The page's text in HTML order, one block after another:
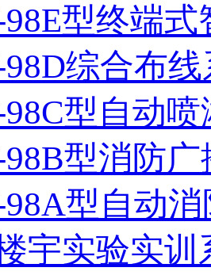
型终端
综合布
型自动
型消防
型自动
宇实验实训